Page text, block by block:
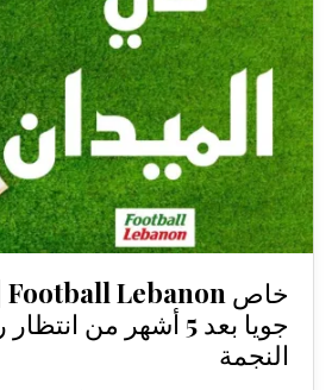
جويا بعد 5 أشهر من
النجمة